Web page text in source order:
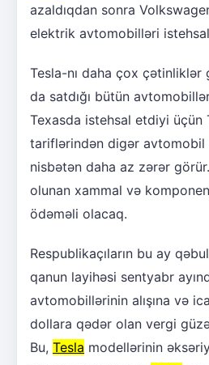
azaldıqdan sonra
elektrik avtomobilləri
Tesla-nı daha çox çətinliklər
da satdığı bütün
Texasda istehsal etdiyi üçün
tariflərindən digər avtomobil
nisbətən daha az zərər
olunan xammal və
ödəməli olacaq.
Respublikaçıların bu ay
qanun layihəsi sentyabr
avtomobillərinin alışına və
dollara qədər olan vergi
Bu, Tesla modellərinin